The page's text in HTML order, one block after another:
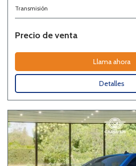
Transmisión
Precio de venta
Llama ahora
Detalles